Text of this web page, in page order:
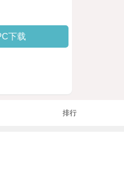
下载
排行